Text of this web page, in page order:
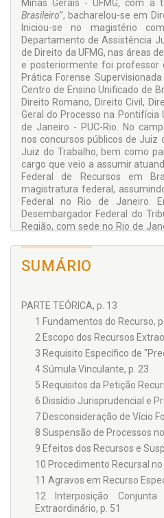
Minas Gerais - UFMG, com a
Brasileiro”, bacharelou-se em
Iniciou-se no magistério
Departamento de Assistência
de Direito da UFMG, nas áreas
e posteriormente foi professor
Prática Forense
Centro de Ensino Unificado de
Direito Romano, Direito Civil,
Geral do Processo na Pontifícia
de Janeiro - PUC-Rio. No
nos concursos públicos de Juiz
Juiz do Trabalho, bem como
cargo que veio a assumir
Federal de Recursos em
magistratura federal,
Federal no Rio de Janeiro.
Desembargador Federal do
Região, com sede no Rio de
de 1973, e, na de professor,
cursos de curta duração pelo
doutorado. Professor de Direito
Nacional de Direito da
permanente do Instituto
IBDP.
SUMÁRIO
PARTE TEÓRICA, p. 13
1 Fundamentos do Recurso,
2 Escopo dos Recursos
3 Requisito Específico de
4 Súmula Vinculante, p. 23
5 Requisitos da Petição
6 Dissídio Jurisprudencial e
7 Desconsideração de Vício
8 Suspensão de Processos
9 Efeitos dos Recursos e
10 Procedimento Recursal no
11 Agravos em Recurso
12 Interposição
Extraordinário, p. 51